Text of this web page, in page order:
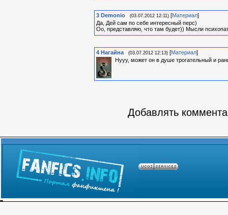
3 Demonio (03.07.2012 12:11) [Материал]
Да, Дей сам по себе интересный перс)
Оо, представляю, что там будет)) Мысли
4 Нагайна (03.07.2012 12:13) [Материал]
Нууу, может он в душе трогательный и
Добавлять